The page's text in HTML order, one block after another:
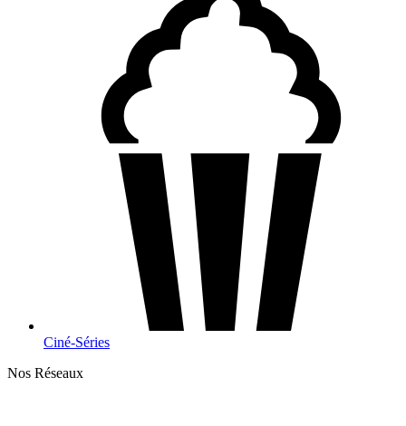
Ciné-Séries
Nos Réseaux